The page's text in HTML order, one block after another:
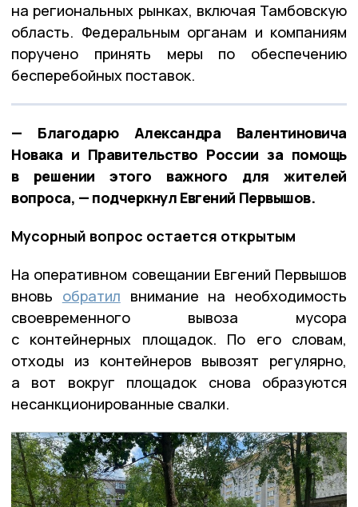
на региональных рынках, включая Тамбовскую
область. Федеральным органам и компаниям
поручено принять меры по обеспечению
бесперебойных поставок.
— Благодарю Александра Валентиновича
Новака и Правительство России за помощь
в решении этого важного для жителей
вопроса, — подчеркнул Евгений Первышов.
Мусорный вопрос остается открытым
На оперативном совещании Евгений Первышов
вновь обратил внимание на необходимость
своевременного вывоза мусора
с контейнерных площадок. По его словам,
отходы из контейнеров вывозят регулярно,
а вот вокруг площадок снова образуются
несанкционированные свалки.